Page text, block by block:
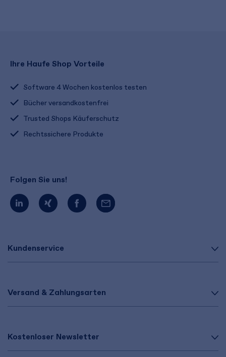
Kundenservice
Versand & Zahlungsarten
Kostenloser Newsletter
Ihre Haufe Shop Vorteile
Software 4 Wochen kostenlos testen
Bücher versandkostenfrei
Trusted Shops Käuferschutz
Rechtssichere Produkte
Folgen Sie uns!